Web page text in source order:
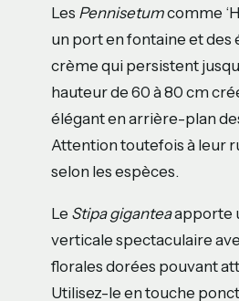
Les Pennisetumcomme
un port en fontaine et des
crème qui persistent
hauteur de 60 à 80 cm
élégant en arrière-plan
Attention toutefois à leur
selon les espèces.
Le Stipa giganteaapporte
verticale spectaculaire
florales dorées pouvant
Utilisez-le en touche